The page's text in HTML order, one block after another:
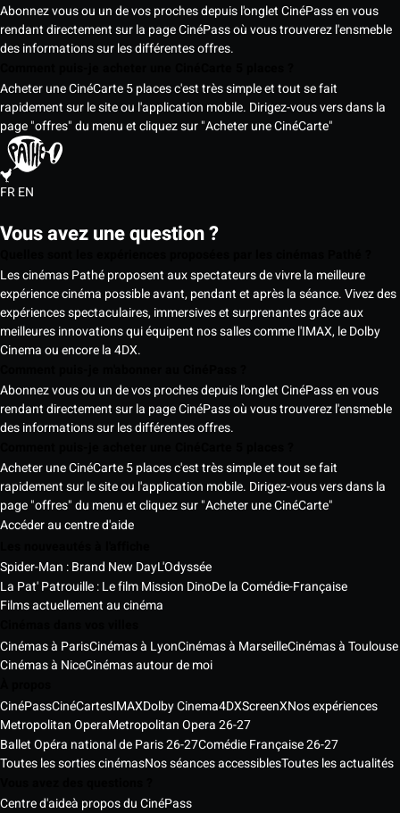
Abonnez vous ou un de vos proches depuis l'onglet CinéPass en vous
rendant directement sur la page CinéPass où vous trouverez l'ensmeble
des informations sur les différentes offres.
Acheter une CinéCarte 5 places c'est très simple et tout se fait
rapidement sur le site ou l'application mobile. Dirigez-vous vers dans la
page "offres" du menu et cliquez sur "Acheter une CinéCarte"
FREN
Vous avez une question ?
Les cinémas Pathé proposent aux spectateurs de vivre la meilleure
expérience cinéma possible avant, pendant et après la séance. Vivez des
expériences spectaculaires, immersives et surprenantes grâce aux
meilleures innovations qui équipent nos salles comme l'IMAX, le Dolby
Cinema ou encore la 4DX.
Abonnez vous ou un de vos proches depuis l'onglet CinéPass en vous
rendant directement sur la page CinéPass où vous trouverez l'ensmeble
des informations sur les différentes offres.
Acheter une CinéCarte 5 places c'est très simple et tout se fait
rapidement sur le site ou l'application mobile. Dirigez-vous vers dans la
page "offres" du menu et cliquez sur "Acheter une CinéCarte"
Accéder au centre d'aide
Spider-Man : Brand New DayL'Odyssée
La Pat' Patrouille : Le film Mission DinoDe la Comédie-Française
Films actuellement au cinéma
Cinémas à ParisCinémas à LyonCinémas à MarseilleCinémas à Toulouse
Cinémas à NiceCinémas autour de moi
CinéPassCinéCartesIMAXDolby Cinema4DXScreenXNos expériences
Metropolitan OperaMetropolitan Opera 26-27
Ballet Opéra national de Paris 26-27Comédie Française 26-27
Toutes les sorties cinémasNos séances accessiblesToutes les actualités
Centre d'aideà propos du CinéPass